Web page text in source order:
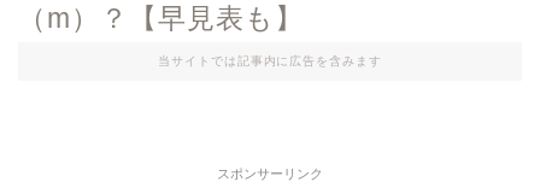
（m）？【早見表も】
当サイトでは記事内に広告を含みます
スポンサーリンク